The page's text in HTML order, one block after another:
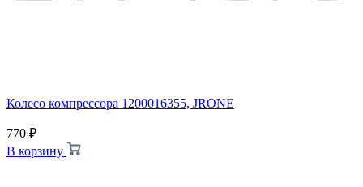
Колесо компрессора 1200016355, JRONE
770 ₽
В корзину